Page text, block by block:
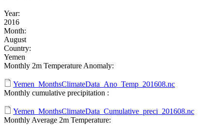
Year:
2016
Month:
August
Country:
Yemen
Monthly 2m Temperature Anomaly:
Yemen_MonthsClimateData_Ano_Temp_201608.nc
Monthly cumulative precipitation :
Yemen_MonthsClimateData_Cumulative_preci_201608.nc
Monthly Average 2m Temperature: